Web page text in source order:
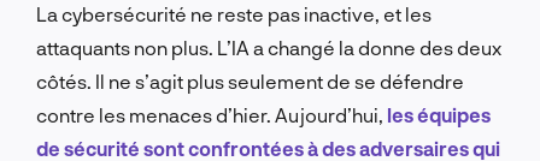
La cybersécurité ne reste pas inactive, et les
attaquants non plus. L’IA a changé la donne des deux
côtés. Il ne s’agit plus seulement de se défendre
contre les menaces d’hier. Aujourd’hui, les équipes
de sécurité sont confrontées à des adversaires qui